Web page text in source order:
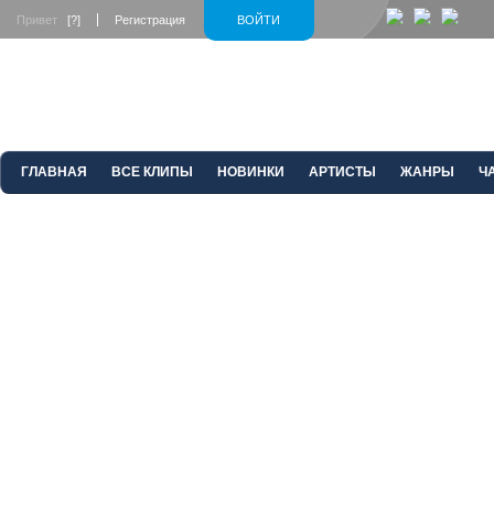
ВОЙТИ
Привет [?] Регистрация
ГЛАВНАЯ ВСЕ КЛИПЫ НОВИНКИ АРТИСТЫ ЖАНРЫ